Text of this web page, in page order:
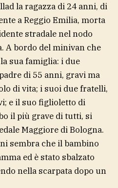
la ragazza di 24 anni, di
a Reggio Emilia, morta
stradale nel nodo
A bordo del minivan che
sua famiglia: i due
di 55 anni, gravi ma
di vita; i suoi due fratelli,
e il suo figlioletto di
il più grave di tutti, si
Maggiore di Bologna.
sembra che il bambino
ed è stato sbalzato
nella scarpata dopo un